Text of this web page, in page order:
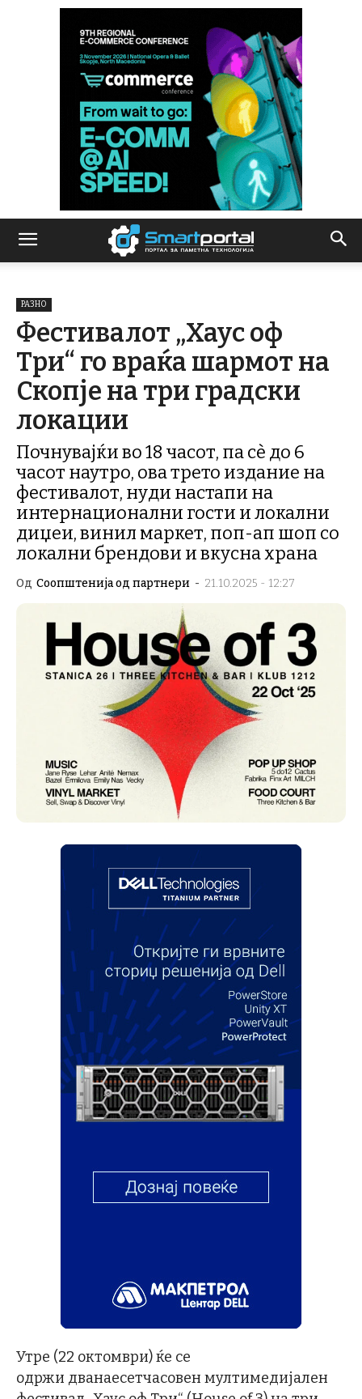
РАЗНО
Фестивалот „Хаус оф
Три“ го враќа шармот на
Скопје на три градски
локации
Почнувајќи во 18 часот, па сè до 6
часот наутро, ова трето издание на
фестивалот, нуди настапи на
интернационални гости и локални
диџеи, винил маркет, поп-ап шоп со
локални брендови и вкусна храна
Од Соопштенија од партнери - 21.10.2025 - 12:27
Утре (22 октомври) ќе се
одржи дванаесетчасовен мултимедијален